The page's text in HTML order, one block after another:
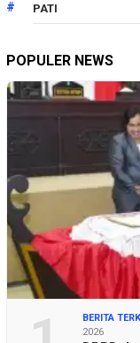
PATI
POPULER NEWS
BERITA
2026